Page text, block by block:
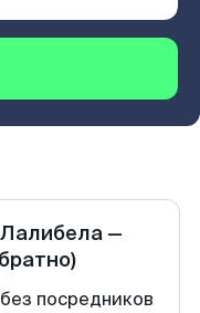
Лалибела —
посредников